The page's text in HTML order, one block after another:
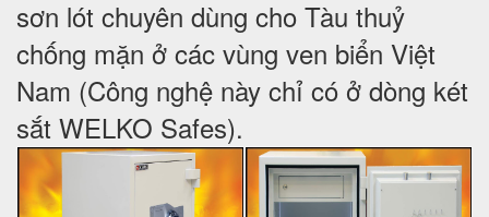
sơn lót chuyên dùng cho Tàu thuỷ
chống mặn ở các vùng ven biển Việt
Nam (Công nghệ này chỉ có ở dòng két
sắt WELKO Safes).